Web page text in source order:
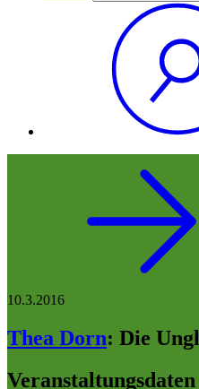
10.3.2016
Thea Dorn: Die
Veranstaltungsdaten